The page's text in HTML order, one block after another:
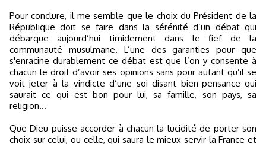
Pour conclure, il me semble que le choix du Président de la
République doit se faire dans la sérénité d’un débat qui
débarque aujourd’hui timidement dans le fief de la
communauté musulmane. L’une des garanties pour que
s'enracine durablement ce débat est que l’on y consente à
chacun le droit d’avoir ses opinions sans pour autant qu’il se
voit jeter à la vindicte d’une soi disant bien-pensance qui
saurait ce qui est bon pour lui, sa famille, son pays, sa
religion…
Que Dieu puisse accorder à chacun la lucidité de porter son
choix sur celui, ou celle, qui saura le mieux servir la France et